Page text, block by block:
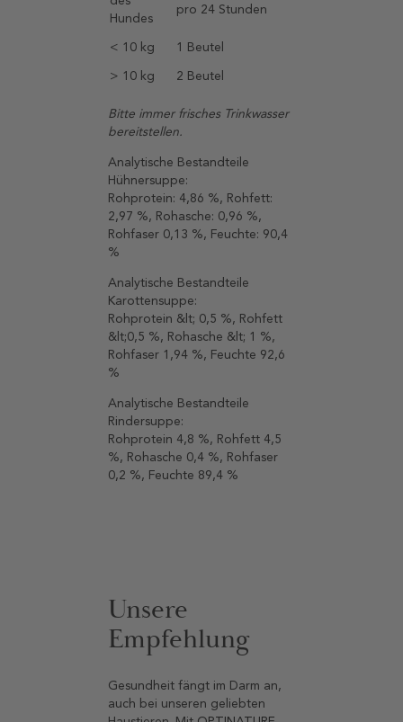
Hundes
pro 24 Stunden
< 10 kg 1 Beutel
> 10 kg 2 Beutel
Bitte immer frisches Trinkwasser
bereitstellen.
Analytische Bestandteile
Hühnersuppe:
Rohprotein: 4,86 %, Rohfett:
2,97 %, Rohasche: 0,96 %,
Rohfaser 0,13 %, Feuchte: 90,4
%
Analytische Bestandteile
Karottensuppe:
Rohprotein &lt; 0,5 %, Rohfett
&lt;0,5 %, Rohasche &lt; 1 %,
Rohfaser 1,94 %, Feuchte 92,6
%
Analytische Bestandteile
Rindersuppe:
Rohprotein 4,8 %, Rohfett 4,5
%, Rohasche 0,4 %, Rohfaser
0,2 %, Feuchte 89,4 %
Unsere
Empfehlung
Gesundheit fängt im Darm an,
auch bei unseren geliebten